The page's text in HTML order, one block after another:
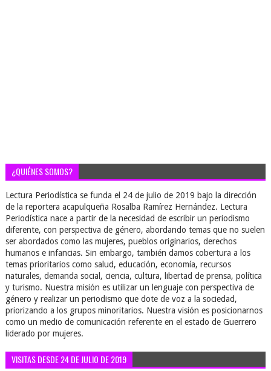
¿QUIÉNES SOMOS?
Lectura Periodística se funda el 24 de julio de 2019 bajo la dirección
de la reportera acapulqueña Rosalba Ramírez Hernández. Lectura
Periodística nace a partir de la necesidad de escribir un periodismo
diferente, con perspectiva de género, abordando temas que no suelen
ser abordados como las mujeres, pueblos originarios, derechos
humanos e infancias. Sin embargo, también damos cobertura a los
temas prioritarios como salud, educación, economía, recursos
naturales, demanda social, ciencia, cultura, libertad de prensa, política
y turismo. Nuestra misión es utilizar un lenguaje con perspectiva de
género y realizar un periodismo que dote de voz a la sociedad,
priorizando a los grupos minoritarios. Nuestra visión es posicionarnos
como un medio de comunicación referente en el estado de Guerrero
liderado por mujeres.
VISITAS DESDE 24 DE JULIO DE 2019